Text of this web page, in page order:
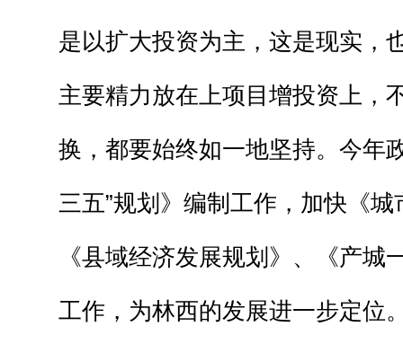
是以扩大投资为主，这是现实，
主要精力放在上项目增投资上，
换，都要始终如一地坚持。今年
三五”规划》编制工作，加快《
《县域经济发展规划》、《产城
工作，为林西的发展进一步定位